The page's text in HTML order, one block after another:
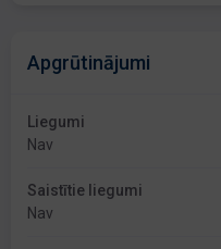
Apgrūtinājumi
Liegumi
Nav
Saistītie liegumi
Nav